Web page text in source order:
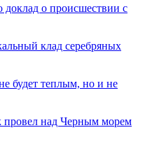
доклад о происшествии с
клад серебряных
будет теплым, но и не
провел над Черным морем